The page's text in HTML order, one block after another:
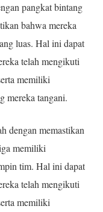
pangkat bintang
bahwa mereka
luas. Hal ini dapat
telah mengikuti
memiliki
mereka tangani.
dengan memastikan
memiliki
tim. Hal ini dapat
telah mengikuti
memiliki